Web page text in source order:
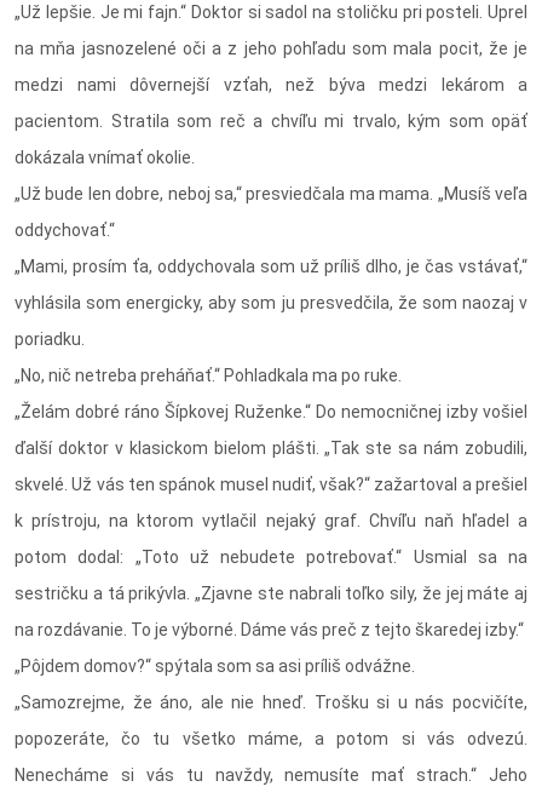
„Už lepšie. Je mi fajn.“ Doktor si sadol na stoličku pri posteli. Uprel
na mňa jasnozelené oči a z jeho pohľadu som mala pocit, že je
medzi nami dôvernejší vzťah, než býva medzi lekárom a
pacientom. Stratila som reč a chvíľu mi trvalo, kým som opäť
dokázala vnímať okolie.
„Už bude len dobre, neboj sa,“ presviedčala ma mama. „Musíš veľa
oddychovať.“
„Mami, prosím ťa, oddychovala som už príliš dlho, je čas vstávať,“
vyhlásila som energicky, aby som ju presvedčila, že som naozaj v
poriadku.
„No, nič netreba preháňať.“ Pohladkala ma po ruke.
„Želám dobré ráno Šípkovej Ruženke.“ Do nemocničnej izby vošiel
ďalší doktor v klasickom bielom plášti. „Tak ste sa nám zobudili,
skvelé. Už vás ten spánok musel nudiť, však?“ zažartoval a prešiel
k prístroju, na ktorom vytlačil nejaký graf. Chvíľu naň hľadel a
potom dodal: „Toto už nebudete potrebovať.“ Usmial sa na
sestričku a tá prikývla. „Zjavne ste nabrali toľko sily, že jej máte aj
na rozdávanie. To je výborné. Dáme vás preč z tejto škaredej izby.“
„Pôjdem domov?“ spýtala som sa asi príliš odvážne.
„Samozrejme, že áno, ale nie hneď. Trošku si u nás pocvičíte,
popozeráte, čo tu všetko máme, a potom si vás odvezú.
Nenecháme si vás tu navždy, nemusíte mať strach.“ Jeho